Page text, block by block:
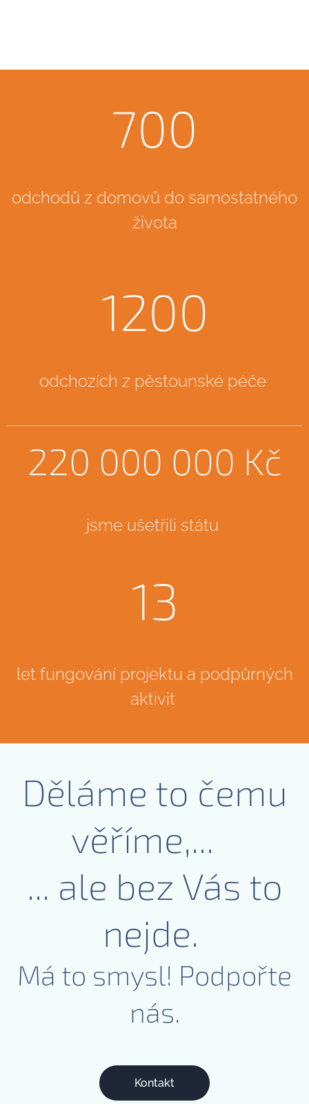
700
odchodů z domovů do samostatného
života
1200
odchozích z pěstounské péče
220 000 000 Kč
jsme ušetřili státu
13
let fungování projektu a podpůrných
aktivit
Děláme to čemu
věříme,...
... ale bez Vás to
nejde.
Má to smysl! Podpořte
nás.
Kontakt